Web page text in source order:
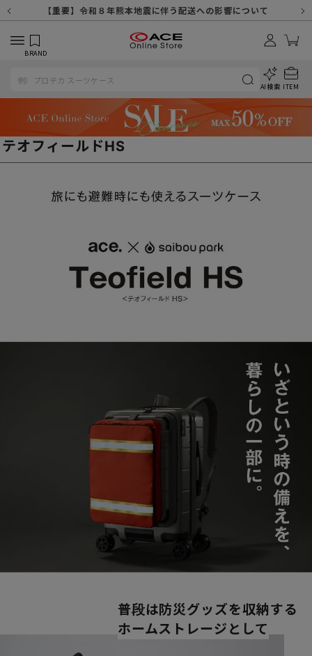
【重要】8/11（火・祝）休業及び配送スケジュールについて
【重要】令和８年熊本地震に伴う配送への影響について
【重要】納品書・領収書ペーパーレス化（電子化）のお知らせ
【重要】天候不良や交通状況・物量増等に伴う配送への影響について
【重要】悪質な詐欺サイトにご注意ください
【重要】各種メールが届かない場合に関しまして
【重要】お問い合わせのご対応に関しまして
【重要】SNSのなりすまし詐欺にご注意ください
BRAND
AI検索 ITEM
テオフィールドHS
普段は防災グッズを収納する
ホームストレージとして